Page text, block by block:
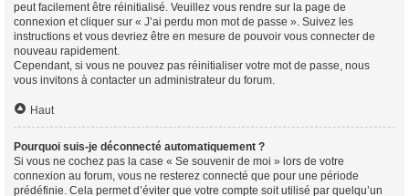
peut facilement être réinitialisé. Veuillez vous rendre sur la page de
connexion et cliquer sur « J’ai perdu mon mot de passe ». Suivez les
instructions et vous devriez être en mesure de pouvoir vous connecter de
nouveau rapidement.
Cependant, si vous ne pouvez pas réinitialiser votre mot de passe, nous
vous invitons à contacter un administrateur du forum.
Haut
Pourquoi suis-je déconnecté automatiquement ?
Si vous ne cochez pas la case « Se souvenir de moi » lors de votre
connexion au forum, vous ne resterez connecté que pour une période
prédéfinie. Cela permet d’éviter que votre compte soit utilisé par quelqu’un